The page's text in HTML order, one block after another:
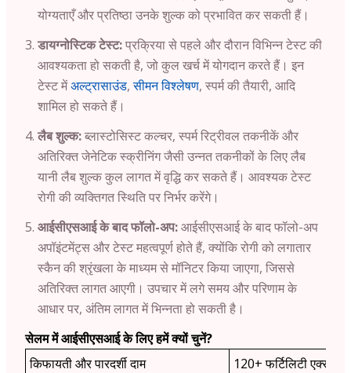
योग्यताएँ और प्रतिष्ठा उनके शुल्क को प्रभावित कर सकती हैं।
डायग्नोस्टिक टेस्ट:प्रक्रिया से पहले और दौरान विभिन्न टेस्ट की
आवश्यकता हो सकती है, जो कुल खर्च में योगदान करते हैं। इन
टेस्ट मेंअल्ट्रासाउंड,सीमन विश्लेषण, स्पर्म की तैयारी, आदि
शामिल हो सकते हैं।
लैब शुल्क:ब्लास्टोसिस्ट कल्चर, स्पर्म रिट्रीवल तकनीकें और
अतिरिक्त जेनेटिक स्क्रीनिंग जैसी उन्नत तकनीकों के लिए लैब
यानी लैब शुल्क कुल लागत में वृद्धि कर सकते हैं। आवश्यक टेस्ट
रोगी की व्यक्तिगत स्थिति पर निर्भर करेंगे।
आईसीएसआई के बाद फॉलो-अप:आईसीएसआई के बाद फॉलो-अप
अपॉइंटमेंट्स और टेस्ट महत्वपूर्ण होते हैं, क्योंकि रोगी को लगातार
स्कैन की श्रृंखला के माध्यम से मॉनिटर किया जाएगा, जिससे
अतिरिक्त लागत आएगी। उपचार में लगे समय और परिणाम के
आधार पर, अंतिम लागत में भिन्नता हो सकती है।
सेलम में आईसीएसआई के लिए हमें क्यों चुनें?
किफायती और पारदर्शी दाम
120+ फर्टिलिटी एक्सपर्ट